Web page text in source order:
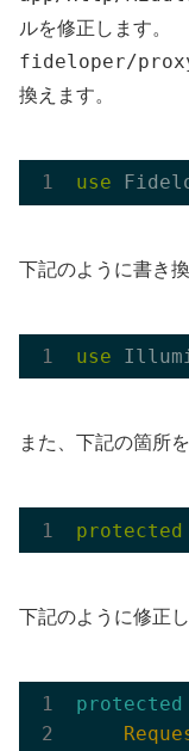
ルを修正します。
fideloper/
換えます。
use
下記のように書き
use
また、下記の箇所
protected
下記のように修正
protected